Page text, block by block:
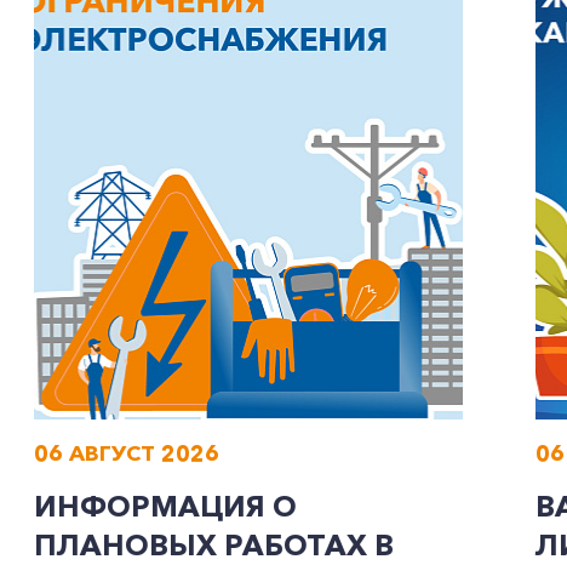
Заказать обратный звонок
06 АВГУСТ 2026
ИНФОРМАЦИЯ О
ПЛАНОВЫХ РАБОТАХ В